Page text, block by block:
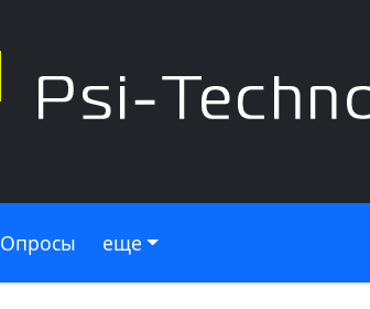
Опросы еще